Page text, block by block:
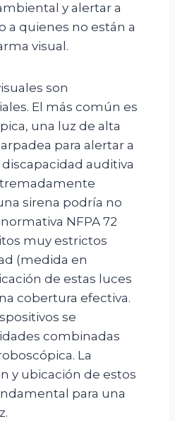
y alertar a
a quienes no están a
visual.
son
El más común es
una luz de alta
para alertar a
auditiva
sirena podría no
NFPA 72
muy estrictos
(medida en
de estas luces
cobertura efectiva.
se
combinadas
La
y ubicación de estos
para una